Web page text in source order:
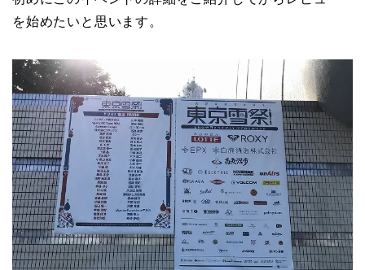
を始めたいと思います。